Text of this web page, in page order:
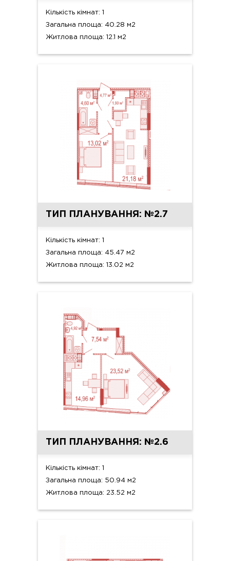
Кількість кімнат: 1
Загальна площа: 40.28 м2
Житлова площа: 12.1 м2
ТИП ПЛАНУВАННЯ: №2.7
Кількість кімнат: 1
Загальна площа: 45.47 м2
Житлова площа: 13.02 м2
ТИП ПЛАНУВАННЯ: №2.6
Кількість кімнат: 1
Загальна площа: 50.94 м2
Житлова площа: 23.52 м2